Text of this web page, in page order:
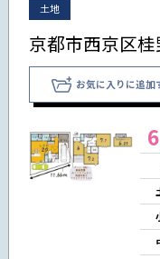
土地
京都市西京区
お気に入りに追加